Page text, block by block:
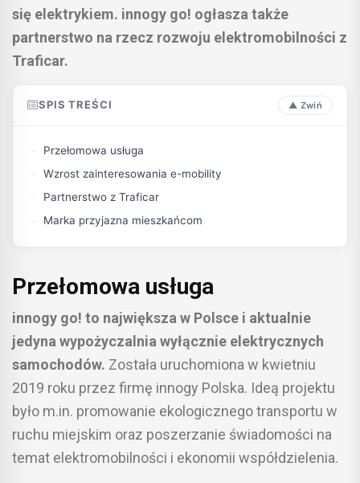
się elektrykiem. innogy go! ogłasza także
partnerstwo na rzecz rozwoju elektromobilności z
Traficar.
SPIS TREŚCI
Przełomowa usługa
Wzrost zainteresowania e-mobility
Partnerstwo z Traficar
Marka przyjazna mieszkańcom
Przełomowa usługa
innogy go! to największa w Polsce i aktualnie
jedyna wypożyczalnia wyłącznie elektrycznych
samochodów. Została uruchomiona w kwietniu
2019 roku przez firmę innogy Polska. Ideą projektu
było m.in. promowanie ekologicznego transportu w
ruchu miejskim oraz poszerzanie świadomości na
temat elektromobilności i ekonomii współdzielenia.